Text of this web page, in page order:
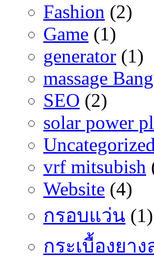
Fashion (2)
Game (1)
generator (1)
massage
SEO (2)
solar power
Uncategorized
vrf mitsubish
Website (4)
กรอบแว่น (1)
กระเบื้องยา